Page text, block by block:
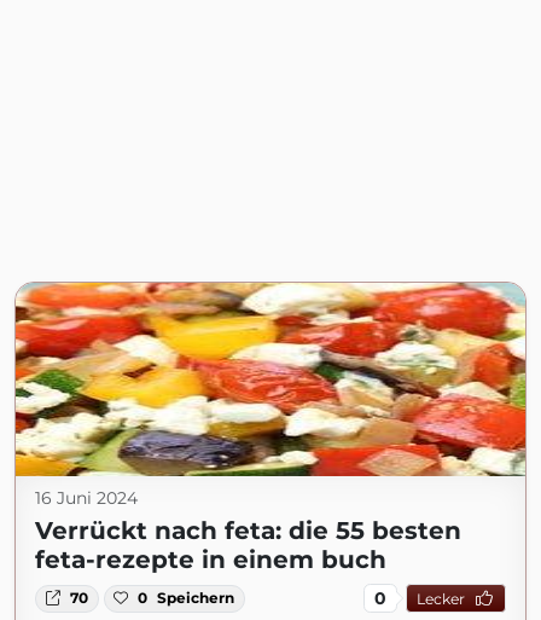
16 Juni 2024
Verrückt nach feta: die 55 besten
feta-rezepte in einem buch
70 0 Speichern 0 Lecker